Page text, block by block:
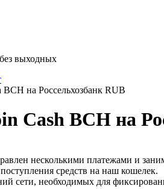
выходных
на Россельхозбанк RUB
Cash BCH на
несколькими платежами и
средств на наш кошелек.
сети, необходимых для